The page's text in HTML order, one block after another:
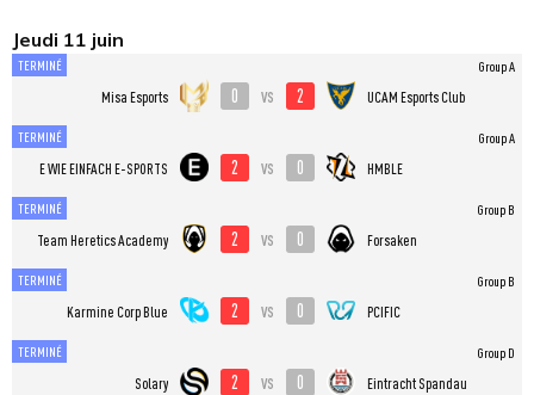
Jeudi 11 juin
TERMINÉ
Misa Esports 0 vs 2 UCAM Esports Club
Group A
TERMINÉ
E WIE EINFACH E-SPORTS 2 vs 0 HMBLE
Group A
TERMINÉ
Team Heretics Academy 2 vs 0 Forsaken
Group B
TERMINÉ
Karmine Corp Blue 2 vs 0 PCIFIC
Group B
TERMINÉ
Solary 2 vs 0 Eintracht Spandau
Group D